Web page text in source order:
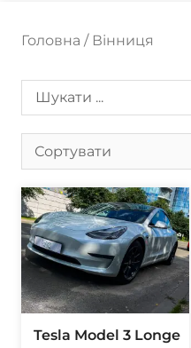
Головна / Вінниця
Tesla Model 3 Longe